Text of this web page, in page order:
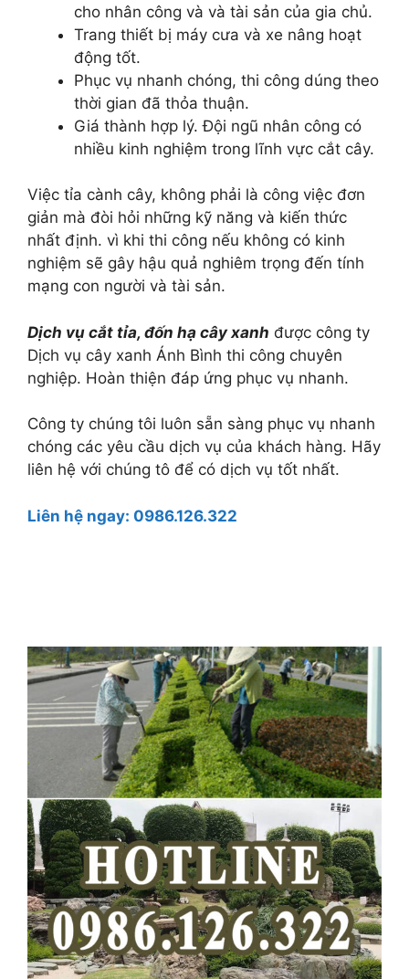
cho nhân công và và tài sản của gia chủ.
Trang thiết bị máy cưa và xe nâng hoạt
động tốt.
Phục vụ nhanh chóng, thi công dúng theo
thời gian đã thỏa thuận.
Giá thành hợp lý. Đội ngũ nhân công có
nhiều kinh nghiệm trong lĩnh vực cắt cây.
Việc tỉa cành cây, không phải là công việc đơn
giản mà đòi hỏi những kỹ năng và kiến thức
nhất định. vì khi thi công nếu không có kinh
nghiệm sẽ gây hậu quả nghiêm trọng đến tính
mạng con người và tài sản.
Dịch vụ cắt tỉa, đốn hạ cây xanh được công ty
Dịch vụ cây xanh Ánh Bình thi công chuyên
nghiệp. Hoàn thiện đáp ứng phục vụ nhanh.
Công ty chúng tôi luôn sẵn sàng phục vụ nhanh
chóng các yêu cầu dịch vụ của khách hàng. Hãy
liên hệ với chúng tô để có dịch vụ tốt nhất.
Liên hệ ngay: 0986.126.322